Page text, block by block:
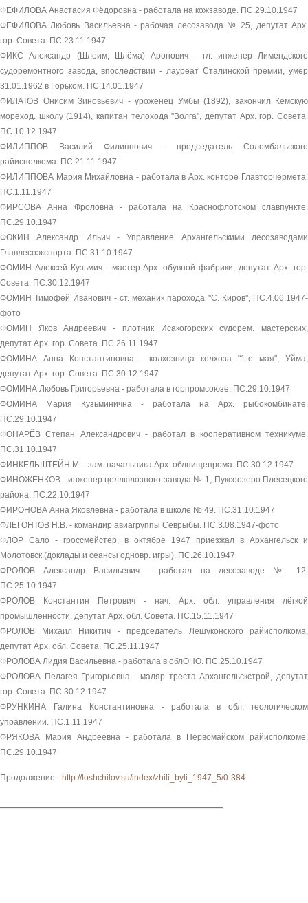
ФЕФИЛОВА Анастасия Фёдоровна - работала на кожзаводе. ПС.29.10.1947
ФЕФИЛОВА Любовь Васильевна - рабочая лесозавода № 25, депутат Арх.
гор. Совета. ПС.23.11.1947
ФИКС Александр (Шлеим, Шлёма) Аронович - гл. инженер Лимендского
судоремонтного завода, впоследствии - лауреат Сталинской премии, умер
31.01.1962 в Горьком. ПС.14.01.1947
ФИЛАТОВ Онисим Зиновьевич - уроженец Умбы (1892), закончил Кемскую
мореход. школу (1914), капитан телохода "Волга", депутат Арх. гор. Совета.
ПС.10.12.1947
ФИЛИППОВ Василий Филиппович - председатель Соломбальского
райисполкома. ПС.21.11.1947
ФИЛИППОВА Мария Михайловна - работала в Арх. конторе Главторчермета.
ПС.1.11.1947
ФИРСОВА Анна Фроловна - работала на Краснофлотском славпункте.
ПС.29.10.1947
ФОКИН Александр Ильич - Управление Архангельскими лесозаводами
Главлесоэкспорта. ПС.31.10.1947
ФОМИН Алексей Кузьмич - мастер Арх. обувной фабрики, депутат Арх. гор.
Совета. ПС.30.12.1947
ФОМИН Тимофей Иванович - ст. механик парохода "С. Киров", ПС.4.06.1947-
фото
ФОМИН Яков Андреевич - плотник Исакогорских судорем. мастерских,
депутат Арх. гор. Совета. ПС.26.11.1947
ФОМИНА Анна Константиновна - колхозница колхоза "1-е мая", Уйма,
депутат Арх. гор. Совета. ПС.30.12.1947
ФОМИНА Любовь Григорьевна - работала в горпромсоюзе. ПС.29.10.1947
ФОМИНА Мария Кузьминична - работала на Арх. рыбокомбинате.
ПС.29.10.1947
ФОНАРЁВ Степан Александрович - работал в кооперативном техникуме.
ПС.31.10.1947
ФИНКЕЛЬШТЕЙН М. - зам. начальника Арх. облпищепрома. ПС.30.12.1947
ФИНОЖЕНКОВ - инженер целлюлозного завода № 1, Пуксоозеро Плесецкого
района. ПС.22.10.1947
ФИРОНОВА Анна Яковлевна - работала в школе № 49. ПС.31.10.1947
ФЛЕГОНТОВ Н.В. - командир авиагруппы Севрыбы. ПС.3.08.1947-фото
ФЛОР Сало - гроссмейстер, в октябре 1947 приезжал в Архангельск и
Молотовск (доклады и сеансы одновр. игры). ПС.26.10.1947
ФРОЛОВ Александр Васильевич - работал на лесозаводе № 12.
ПС.25.10.1947
ФРОЛОВ Константин Петрович - нач. Арх. обл. управления лёгкой
промышленности, депутат Арх. обл. Совета. ПС.15.11.1947
ФРОЛОВ Михаил Никитич - председатель Лешуконского райисполкома,
депутат Арх. обл. Совета. ПС.25.11.1947
ФРОЛОВА Лидия Васильевна - работала в облОНО. ПС.25.10.1947
ФРОЛОВА Пелагея Григорьевна - маляр треста Архангельскстрой, депутат
гор. Совета. ПС.30.12.1947
ФРУНКИНА Галина Константиновна - работала в обл. геологическом
управлении. ПС.1.11.1947
ФРЯКОВА Мария Андреевна - работала в Первомайском райисполкоме.
ПС.29.10.1947
Продолжение - http://loshchilov.su/index/zhili_byli_1947_5/0-384